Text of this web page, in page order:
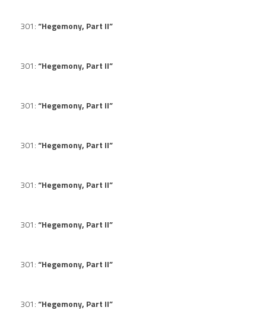
301:“Hegemony, Part II”
301:“Hegemony, Part II”
301:“Hegemony, Part II”
301:“Hegemony, Part II”
301:“Hegemony, Part II”
301:“Hegemony, Part II”
301:“Hegemony, Part II”
301:“Hegemony, Part II”